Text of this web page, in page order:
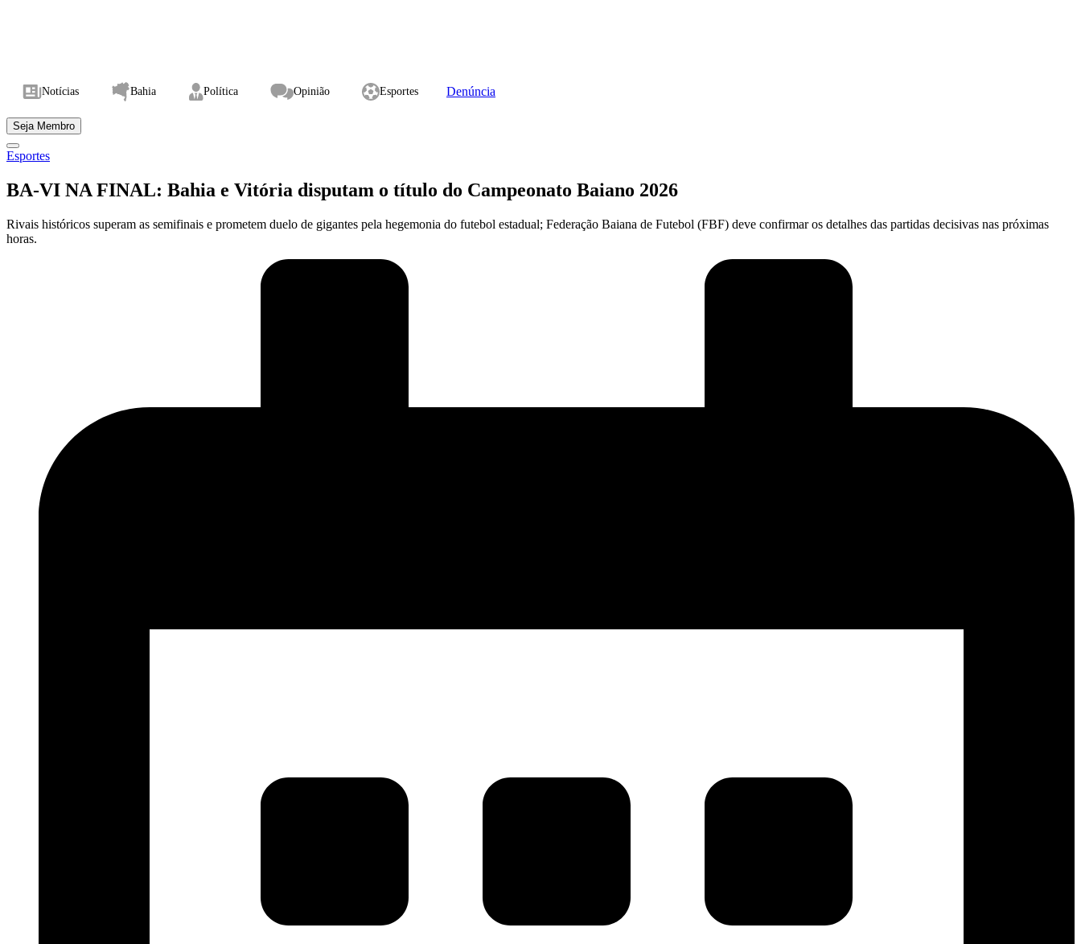
Notícias Bahia Política Opinião Esportes Denúncia
Seja Membro
Esportes
BA-VI NA FINAL: Bahia e Vitória disputam o título do Campeonato Baiano 2026
Rivais históricos superam as semifinais e prometem duelo de gigantes pela hegemonia do futebol estadual; Federação Baiana de Futebol (FBF) deve confirmar os detalhes das partidas decisivas nas próximas
horas.